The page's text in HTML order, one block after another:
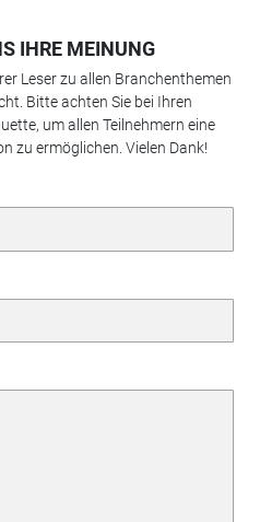
IHRE MEINUNG
Leser zu allen Branchenthemen
Bitte achten Sie bei Ihren
um allen Teilnehmern eine
zu ermöglichen. Vielen Dank!